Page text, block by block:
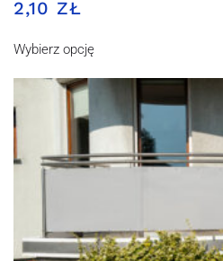
2,10 ZŁ
Wybierz opcję